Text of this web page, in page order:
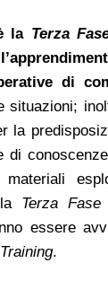
la Terza
di
la
di
Terza Fase
essere
.